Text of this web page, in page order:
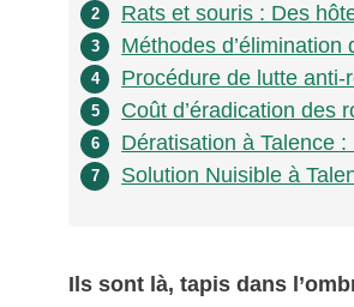
2 Rats et souris : Des
3 Méthodes
4 Procédure de lutte anti-
5 Coût d’éradication des
6 Dératisation à Talence
7 Solution Nuisible à
Ils sont là, tapis dans